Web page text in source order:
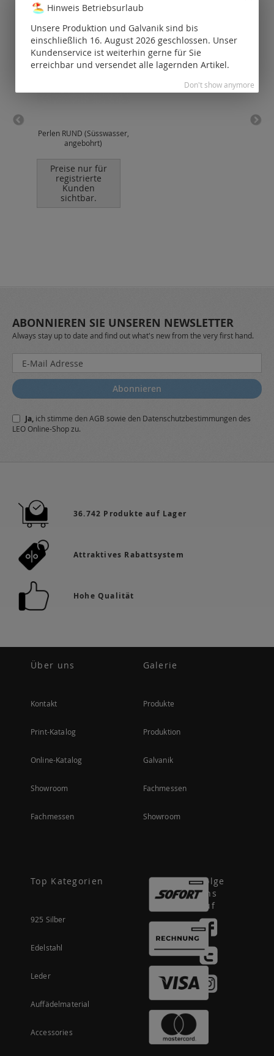
Perlen RUND (Süsswasser,
angebohrt)
Preise nur für
registrierte
Kunden
sichtbar.
ABONNIEREN SIE UNSEREN NEWSLETTER
Always stay up to date and find out what's new from the very first hand.
Melden
Sie
sich
für
Newsletter
a:
Abonnieren
Ja, ich stimme denAGB sowie den Datenschutzbestimmungendes
LEO Online-Shop zu.
36.742 Produkte auf Lager
Attraktives Rabattsystem
Hohe Qualität
Über uns
Kontakt
Print-Katalog
Online-Katalog
Showroom
Fachmessen
Galerie
Produkte
Produktion
Galvanik
Fachmessen
Showroom
Top Kategorien
925 Silber
Edelstahl
Leder
Auffädelmaterial
Accessories
Folge
uns
auf
Hinweis Betriebsurlaub
Unsere Produktion und Galvanik sind bis
einschließlich 16. August 2026 geschlossen. Unser
Kundenservice ist weiterhin gerne für Sie
erreichbar und versendet alle lagernden Artikel.
Don't show anymore